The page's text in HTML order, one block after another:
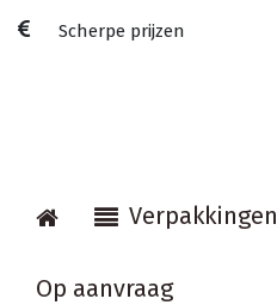
Scherpe prijzen
Verpakkingen
Op aanvraag